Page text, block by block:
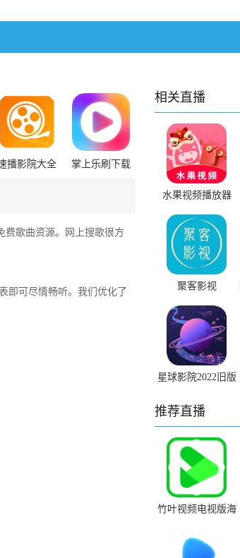
播影院大全
掌上乐刷下载
费歌曲资源。网上搜歌很方
即可尽情畅听。我们优化了
相关直播
水果视频播放器
2018旧版本下载安
装
聚客影视
星球影院2022旧版
推荐直播
竹叶视频电视版海